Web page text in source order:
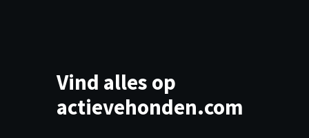
Vind alles op
actievehonden.com